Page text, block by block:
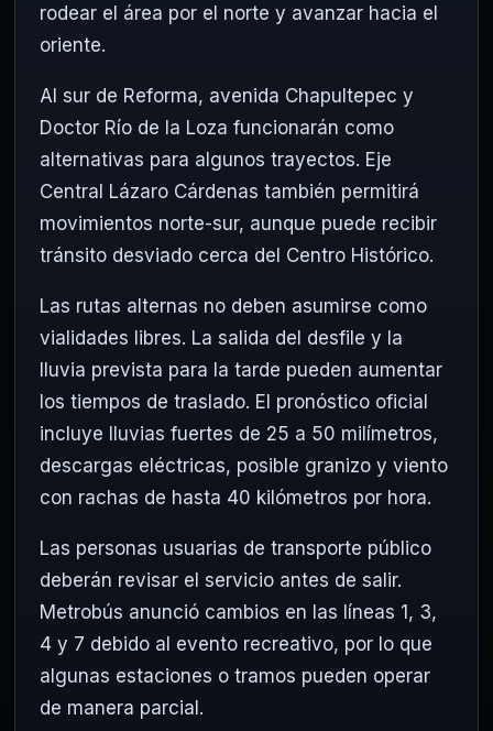
rodear el área por el norte y avanzar hacia el
oriente.
Al sur de Reforma, avenida Chapultepec y
Doctor Río de la Loza funcionarán como
alternativas para algunos trayectos. Eje
Central Lázaro Cárdenas también permitirá
movimientos norte-sur, aunque puede recibir
tránsito desviado cerca del Centro Histórico.
Las rutas alternas no deben asumirse como
vialidades libres. La salida del desfile y la
lluvia prevista para la tarde pueden aumentar
los tiempos de traslado. El pronóstico oficial
incluye lluvias fuertes de 25 a 50 milímetros,
descargas eléctricas, posible granizo y viento
con rachas de hasta 40 kilómetros por hora.
Las personas usuarias de transporte público
deberán revisar el servicio antes de salir.
Metrobús anunció cambios en las líneas 1, 3,
4 y 7 debido al evento recreativo, por lo que
algunas estaciones o tramos pueden operar
de manera parcial.